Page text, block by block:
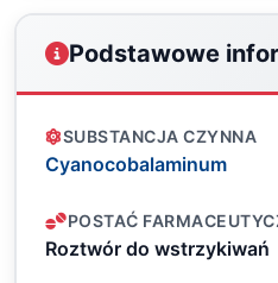
Podstawowe
SUBSTANCJA CZYNNA
Cyanocobalaminum
POSTAĆ
Roztwór do wstrzykiwań